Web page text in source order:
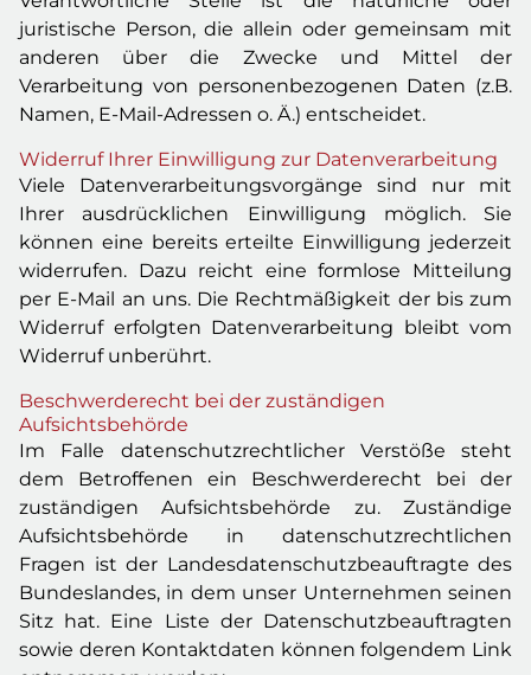
juristische Person, die allein oder gemeinsam mit
anderen über die Zwecke und Mittel der
Verarbeitung von personenbezogenen Daten (z.B.
Namen, E-Mail-Adressen o. Ä.) entscheidet.
Widerruf Ihrer Einwilligung zur Datenverarbeitung
Viele Datenverarbeitungsvorgänge sind nur mit
Ihrer ausdrücklichen Einwilligung möglich. Sie
können eine bereits erteilte Einwilligung jederzeit
widerrufen. Dazu reicht eine formlose Mitteilung
per E-Mail an uns. Die Rechtmäßigkeit der bis zum
Widerruf erfolgten Datenverarbeitung bleibt vom
Widerruf unberührt.
Beschwerderecht bei der zuständigen
Aufsichtsbehörde
Im Falle datenschutzrechtlicher Verstöße steht
dem Betroffenen ein Beschwerderecht bei der
zuständigen Aufsichtsbehörde zu. Zuständige
Aufsichtsbehörde in datenschutzrechtlichen
Fragen ist der Landesdatenschutzbeauftragte des
Bundeslandes, in dem unser Unternehmen seinen
Sitz hat. Eine Liste der Datenschutzbeauftragten
sowie deren Kontaktdaten können folgendem Link